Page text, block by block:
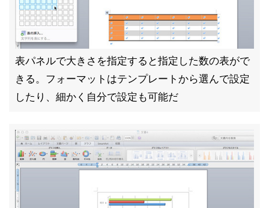
表パネルで大きさを指定すると指定した数の表がで
きる。フォーマットはテンプレートから選んで設定
したり、細かく自分で設定も可能だ